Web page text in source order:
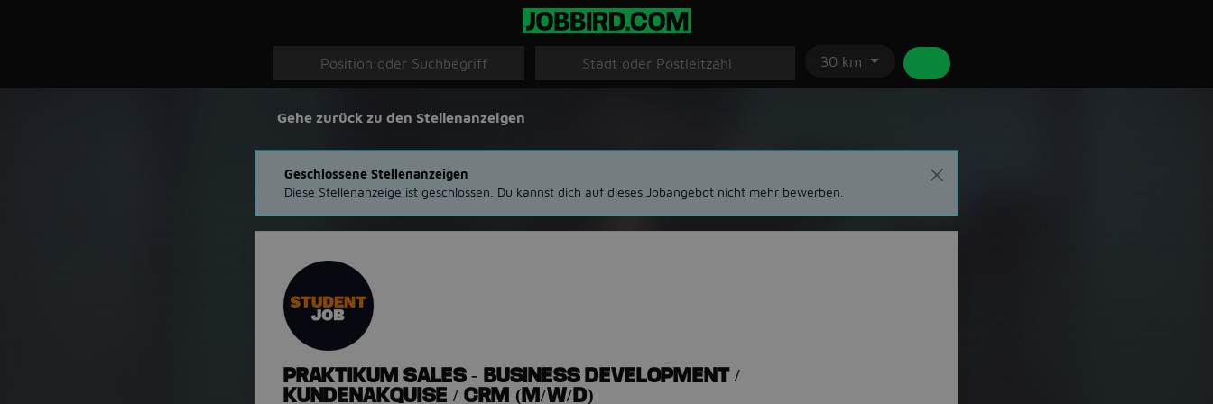
30 km
Gehe zurück zu den Stellenanzeigen
Geschlossene Stellenanzeigen
Diese Stellenanzeige ist geschlossen. Du kannst dich auf dieses Jobangebot nicht mehr bewerben.
PRAKTIKUM SALES - BUSINESS DEVELOPMENT /
KUNDENAKQUISE / CRM (M/W/D)